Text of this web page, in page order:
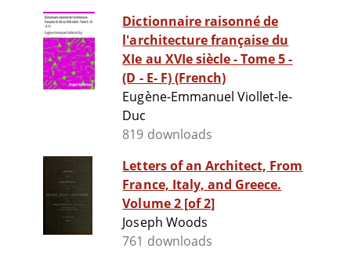
Dictionnaire raisonné de
l'architecture française du
XIe au XVIe siècle - Tome 5 -
(D - E- F) (French)
Eugène-Emmanuel Viollet-le-
Duc
819 downloads
Letters of an Architect, From
France, Italy, and Greece.
Volume 2 [of 2]
Joseph Woods
761 downloads